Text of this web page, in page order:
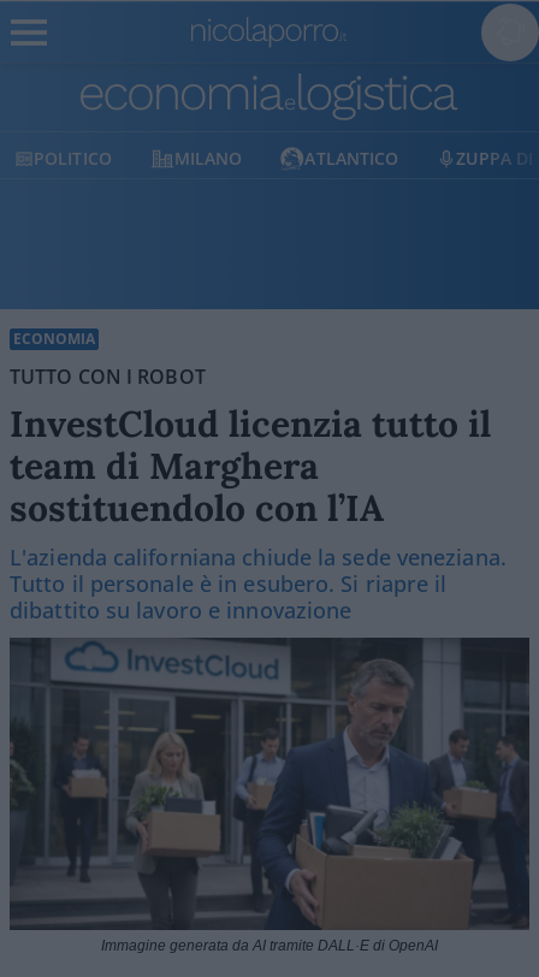
MILANO ATLANTICO ZUPPA DI PORRO
ECONOMIA
TUTTO CON I ROBOT
InvestCloud licenzia tutto il
team di Marghera
sostituendolo con l’IA
L'azienda californiana chiude la sede veneziana.
Tutto il personale è in esubero. Si riapre il
dibattito su lavoro e innovazione
Immagine generata da AI tramite DALL·E di OpenAI